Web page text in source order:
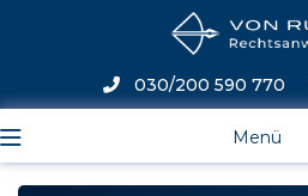
Menü
030/200 590 770